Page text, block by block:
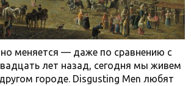
меняется — даже по сравнению с
лет назад, сегодня мы живем
городе. Disgusting Men любят